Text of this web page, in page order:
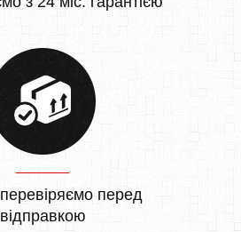
перед
відправкою